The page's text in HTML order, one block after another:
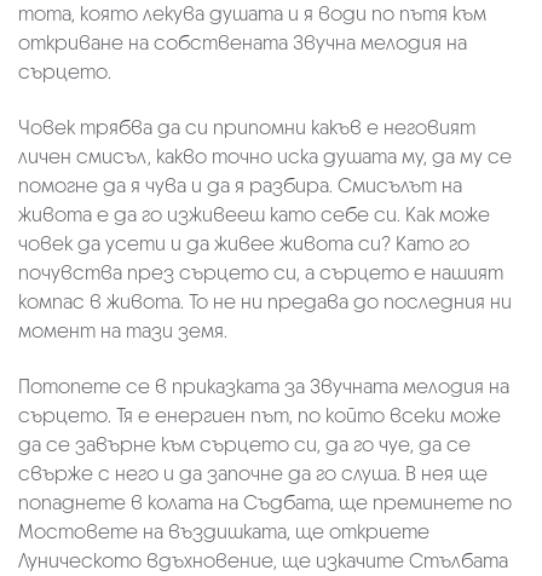
тота, която лекува душата и я води по пътя към
от­криване на собствената Звучна мелодия на
сърцето.
Човек трябва да си припомни какъв е неговият
личен смисъл, какво точно иска душата му, да му се
помогне да я чува и да я разбира. Смисълът на
живота е да го изживееш като себе си. Как може
човек да усети и да живее живота си? Като го
почувства през сърцето си, а сърцето е нашият
компас в живота. То не ни предава до последния ни
момент на тази земя.
Потопете се в приказката за Звучната мелодия на
сърцето. Тя е енергиен път, по който всеки може
да се завърне към сърцето си, да го чуе, да се
свърже с него и да започне да го слуша. В нея ще
попаднете в колата на Съдбата, ще преминете по
Мостовете на въздишката, ще откриете
Луническото вдъхновение, ще изкачите Стълбата